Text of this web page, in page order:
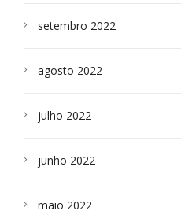
setembro 2022
agosto 2022
julho 2022
junho 2022
maio 2022